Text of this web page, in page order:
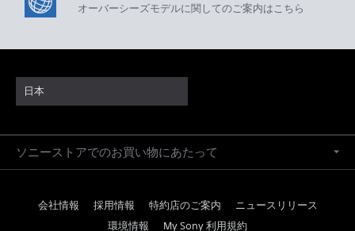
オーバーシーズモデルに関してのご案内はこちら
日本
ソニーストアでのお買い物にあたって
会社情報 採用情報 特約店のご案内
ニュースリリース
環境情報
My Sony 利用規約